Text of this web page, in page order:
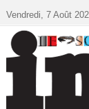
Vendredi, 7 Août